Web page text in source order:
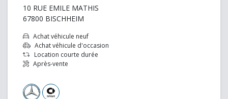
10 RUE EMILE MATHIS
67800 BISCHHEIM
Achat véhicule neuf
Achat véhicule d'occasion
Location courte durée
Après-vente